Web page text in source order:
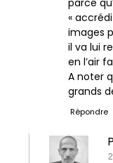
parce
«
images
il va lui
en l’air
A noter
grands
Répondre